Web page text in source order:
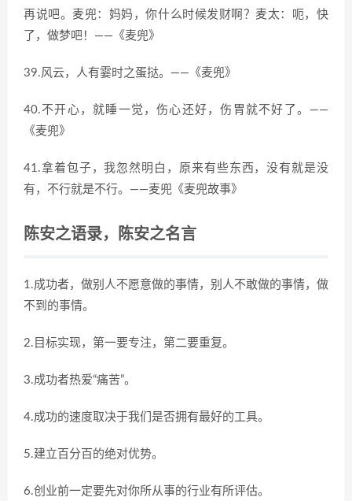
再说吧。麦兜：妈妈，你什么时候发财啊？麦太：呃，快
了，做梦吧！——《麦兜》
39.风云，人有霎时之蛋挞。——《麦兜》
40.不开心，就睡一觉，伤心还好，伤胃就不好了。——
《麦兜》
41.拿着包子，我忽然明白，原来有些东西，没有就是没
有，不行就是不行。——麦兜《麦兜故事》
陈安之语录，陈安之名言
1.成功者，做别人不愿意做的事情，别人不敢做的事情，做
不到的事情。
2.目标实现，第一要专注，第二要重复。
3.成功者热爱“痛苦”。
4.成功的速度取决于我们是否拥有最好的工具。
5.建立百分百的绝对优势。
6.创业前一定要先对你所从事的行业有所评估。